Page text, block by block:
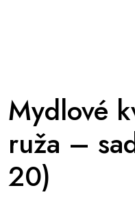
Mydlové
ruža –
20)